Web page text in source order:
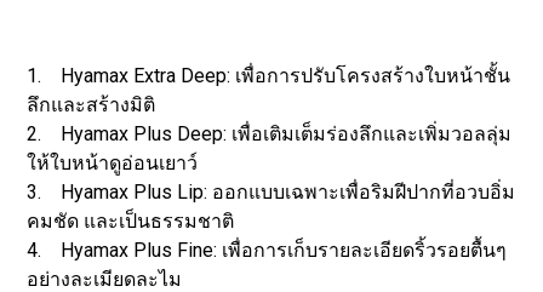
1. Hyamax Extra Deep: เพื่อการปรับโครงสร้างใบหน้าชั้น
ลึกและสร้างมิติ
2. Hyamax Plus Deep: เพื่อเติมเต็มร่องลึกและเพิ่มวอลลุ่ม
ให้ใบหน้าดูอ่อนเยาว์
3. Hyamax Plus Lip: ออกแบบเฉพาะเพื่อริมฝีปากที่อวบอิ่ม
คมชัด และเป็นธรรมชาติ
4. Hyamax Plus Fine: เพื่อการเก็บรายละเอียดริ้วรอยตื้นๆ
อย่างละเมียดละไม